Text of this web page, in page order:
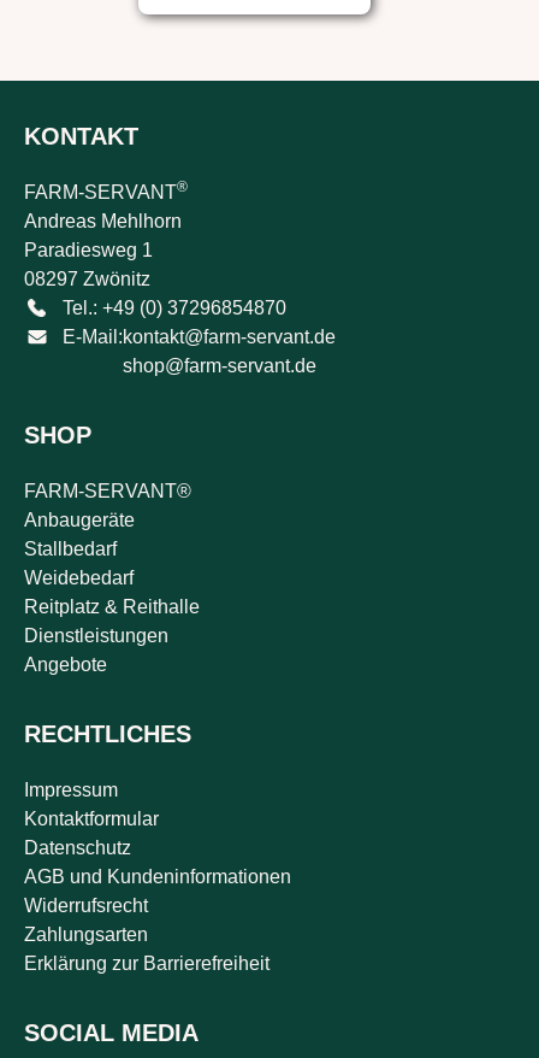
KONTAKT
FARM-SERVANT®
Andreas Mehlhorn
Paradiesweg 1
08297 Zwönitz
Tel.: +49 (0) 37296854870
E-Mail:kontakt@farm-servant.de
shop@farm-servant.de
SHOP
FARM-SERVANT®
Anbaugeräte
Stallbedarf
Weidebedarf
Reitplatz & Reithalle
Dienstleistungen
Angebote
RECHTLICHES
Impressum
Kontaktformular
Datenschutz
AGB und Kundeninformationen
Widerrufsrecht
Zahlungsarten
Erklärung zur Barrierefreiheit
SOCIAL MEDIA